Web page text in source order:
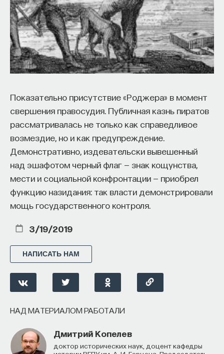
Показательно присутствие «Роджера» в момент
свершения правосудия. Публичная казнь пиратов
рассматривалась не только как справедливое
возмездие, но и как предупреждение.
Демонстративно, издевательски вывешенный
над эшафотом черный флаг — знак кощунства,
мести и социальной конфронтации — приобрел
функцию назидания: так власти демонстрировали
мощь государственного контроля.
3/19/2019
НАПИСАТЬ НАМ
НАД МАТЕРИАЛОМ РАБОТАЛИ
Дмитрий Копелев
доктор исторических наук, доцент кафедры